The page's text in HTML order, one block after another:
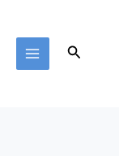
البحث